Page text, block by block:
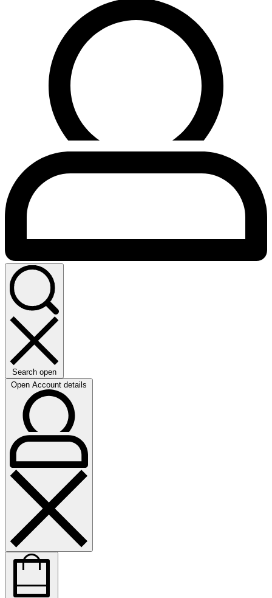
Search open
Open Account details